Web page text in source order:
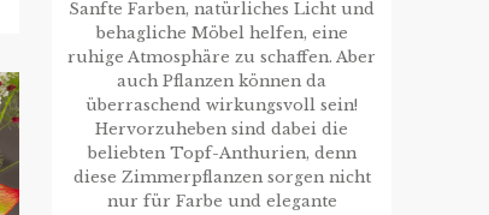
Sanfte Farben, natürliches Licht und
behagliche Möbel helfen, eine
ruhige Atmosphäre zu schaffen. Aber
auch Pflanzen können da
überraschend wirkungsvoll sein!
Hervorzuheben sind dabei die
beliebten Topf-Anthurien, denn
diese Zimmerpflanzen sorgen nicht
nur für Farbe und elegante